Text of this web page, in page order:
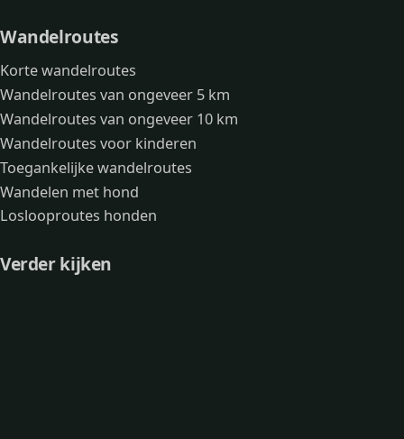
Wandelroutes
Korte wandelroutes
Wandelroutes van ongeveer 5 km
Wandelroutes van ongeveer 10 km
Wandelroutes voor kinderen
Toegankelijke wandelroutes
Wandelen met hond
Loslooproutes honden
Verder kijken